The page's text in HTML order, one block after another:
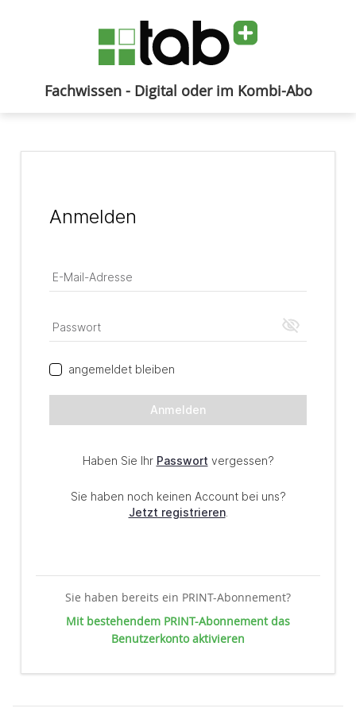
Fachwissen - Digital oder im Kombi-Abo
Sie haben bereits ein PRINT-Abonnement?
Mit bestehendem PRINT-Abonnement das
Benutzerkonto aktivieren